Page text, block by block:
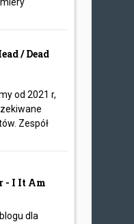
/ Dead
od 2021 r,
Zespół
- I It Am
dla